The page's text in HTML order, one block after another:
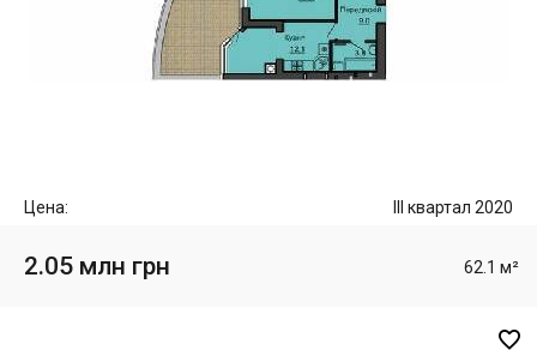
Цена: III квартал 2020
2.05 млн грн 62.1 м²
